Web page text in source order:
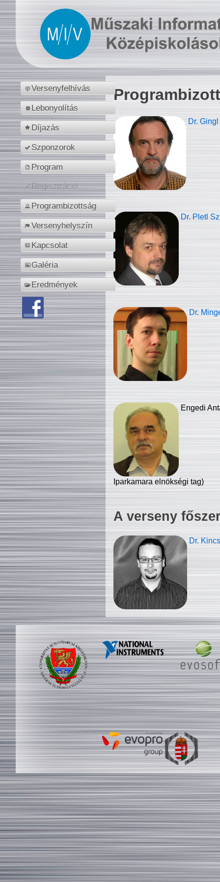
Versenyfelhívás
Lebonyolítás
Díjazás
Szponzorok
Program
Regisztráció
Programbizottság
Versenyhelyszín
Kapcsolat
Galéria
Eredmények
Dr.
Dr. Pletl
Dr.
Engedi
Iparkamara elnökségi tag)
A verseny
Dr.